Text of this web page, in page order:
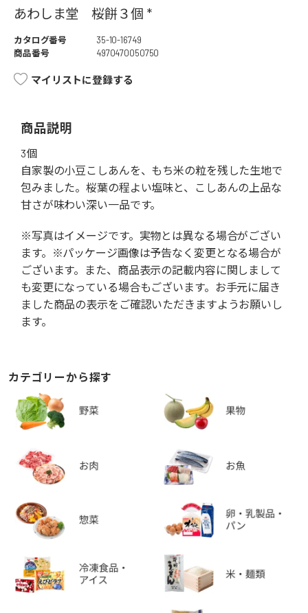
あわしま堂 桜餅３個 *
カタログ番号
35-10-16749
商品番号
4970470050750
マイリストに登録する
商品説明
3個
自家製の小豆こしあんを、もち米の粒を残した生地で
包みました。桜葉の程よい塩味と、こしあんの上品な
甘さが味わい深い一品です。
※写真はイメージです。実物とは異なる場合がござい
ます。※パッケージ画像は予告なく変更となる場合が
ございます。また、商品表示の記載内容に関しまして
も変更になっている場合もございます。お手元に届き
ました商品の表示をご確認いただきますようお願いし
ます。
カテゴリーから探す